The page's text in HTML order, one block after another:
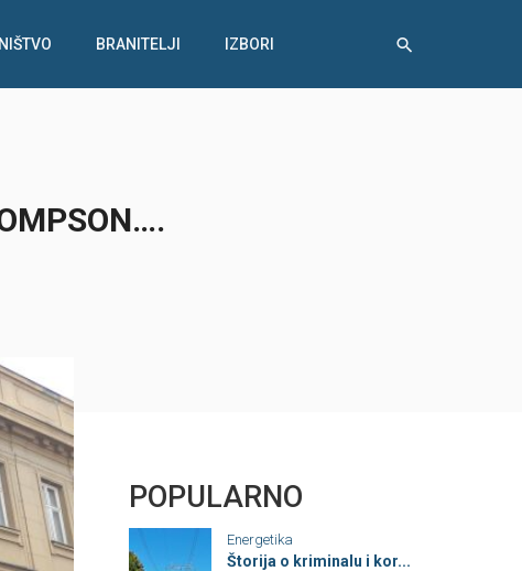
BRANITELJI IZBORI
POPULARNO
Energetika
Štorija o kriminalu i kor...